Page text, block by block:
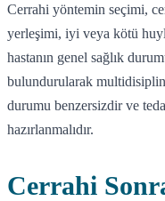
Cerrahi yöntemin seçimi,
yerleşimi, iyi veya kötü
hastanın genel sağlık
bulundurularak
durumu benzersizdir ve
hazırlanmalıdır.
Cerrahi